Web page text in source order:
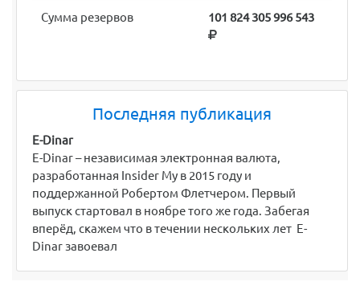
Сумма резервов 101 824 305 996 543
Последняя публикация
E-Dinar
E-Dinar – независимая электронная валюта,
разработанная Insider My в 2015 году и
поддержанной Робертом Флетчером. Первый
выпуск стартовал в ноябре того же года. Забегая
вперёд, скажем что в течении нескольких лет E-
Dinar завоевал